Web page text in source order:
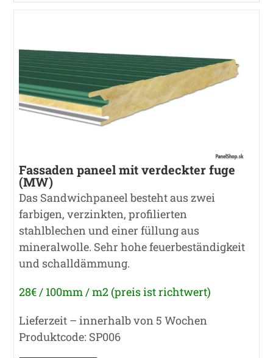
Fassaden paneel mit verdeckter fuge
(MW)
Das Sandwichpaneel besteht aus zwei
farbigen, verzinkten, profilierten
stahlblechen und einer füllung aus
mineralwolle. Sehr hohe feuerbeständigkeit
und schalldämmung.
28€ / 100mm / m2 (preis ist richtwert)
Lieferzeit – innerhalb von 5 Wochen
Produktcode: SP006